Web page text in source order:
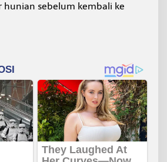
hunian sebelum kembali ke